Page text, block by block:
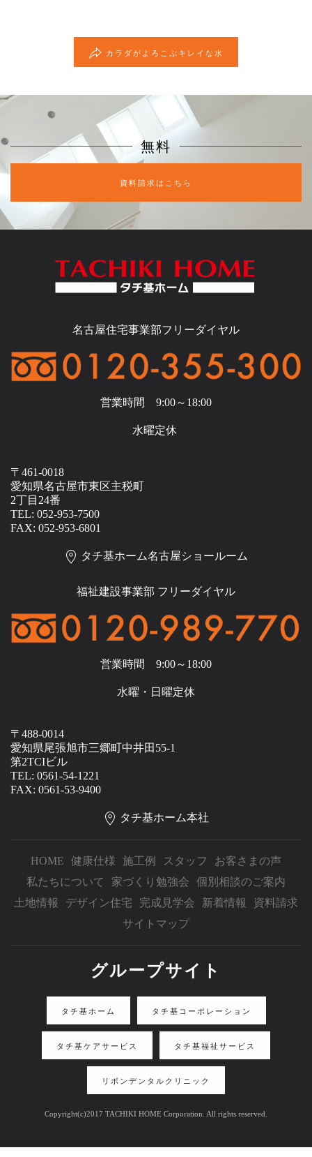
カラダがよろこぶキレイな水
無料
資料請求はこちら
名古屋住宅事業部フリーダイヤル
営業時間 9:00～18:00
水曜定休
〒461-0018
愛知県名古屋市東区主税町
2丁目24番
TEL: 052-953-7500
FAX: 052-953-6801
タチ基ホーム名古屋ショールーム
福祉建設事業部 フリーダイヤル
営業時間 9:00～18:00
水曜・日曜定休
〒488-0014
愛知県尾張旭市三郷町中井田55-1
第2TCIビル
TEL: 0561-54-1221
FAX: 0561-53-9400
タチ基ホーム本社
HOME 健康仕様 施工例 スタッフ
お客さまの声
私たちについて
家づくり勉強会
個別相談のご案内
土地情報
デザイン住宅 完成見学会 新着情報
資料請求
サイトマップ
グループサイト
タチ基ホーム タチ基コーポレーション
タチ基ケアサービス タチ基福祉サービス
リボンデンタルクリニック
Copyright(c)2017 TACHIKI HOME Corporation. All rights reserved.